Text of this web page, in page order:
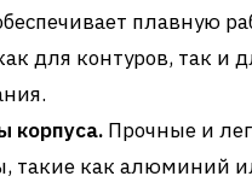
плавную
для контуров, так и
корпуса. Прочные и
такие как алюминий